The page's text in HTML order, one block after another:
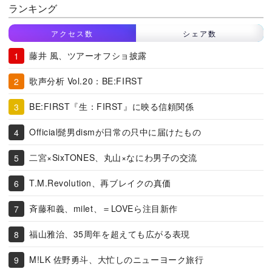
ランキング
アクセス数 シェア数
藤井 風、ツアーオフショ披露
歌声分析 Vol.20：BE:FIRST
BE:FIRST『生：FIRST』に映る信頼関係
Official髭男dismが日常の只中に届けたもの
二宮×SixTONES、丸山×なにわ男子の交流
T.M.Revolution、再ブレイクの真価
斉藤和義、milet、＝LOVEら注目新作
福山雅治、35周年を超えても広がる表現
M!LK 佐野勇斗、大忙しのニューヨーク旅行